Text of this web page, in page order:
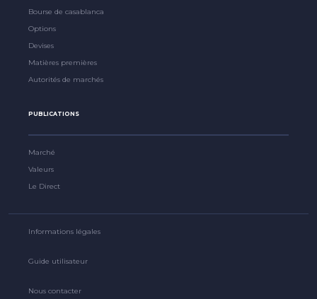
Bourse de casablanca
Options
Devises
Matières premières
Autorités de marchés
PUBLICATIONS
Marché
Valeurs
Le Direct
Informations légales
Guide utilisateur
Nous contacter